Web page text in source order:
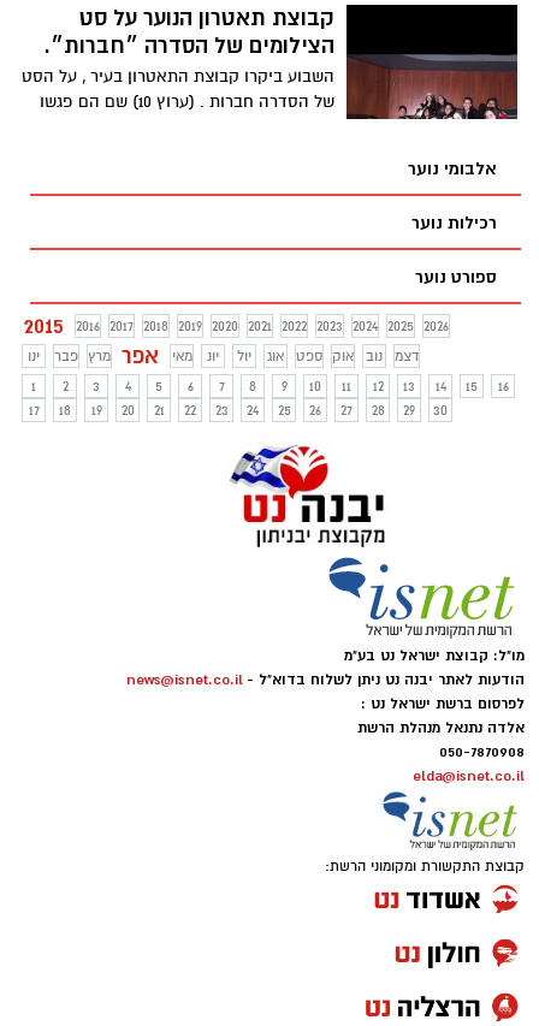
ז'-י' נפגשת אחת לשבוע עם השחקן אמיר
הלל ועוברת שיעורי משחק, תרגילי דינמיקה
לעלות בפני תלמידי ביה"ס בעיר
קבוצת תאטרון הנוער על סט
הצילומים של הסדרה ״חברות״.
השבוע ביקרו קבוצת התאטרון בעיר , על הסט
של הסדרה חברות . (ערוץ 10) שם הם פגשו
הילל״ .
אלבומי נוער
רכילות נוער
ספורט נוער
2015 2016 2017 2018 2019 2020 2021 2022 2023 2024 2025
2026
ינו
פבר מרץ אפר מאי יונ יול אוג ספט אוק נוב
דצמ
1
2 3 4 5 6 7 8 9 10 11 12 13 14 15
16
17
18 19 20 21 22 23 24 25 26 27 28 29 30
מו"ל: קבוצת ישראל נט בע"מ
הודעות לאתר יבנה נט ניתן לשלוח בדוא"ל - news@isnet.co.il
לפרסום ברשת ישראל נט :
אלדה נתנאל מנהלת הרשת
050-7870908
elda@isnet.co.il
קבוצת התקשורת ומקומוני הרשת: